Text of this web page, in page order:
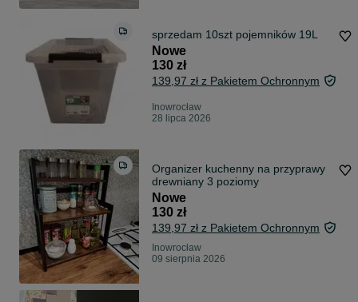
sprzedam 10szt pojemników 19L
Nowe
130 zł
139,97 zł z Pakietem Ochronnym
Inowrocław
28 lipca 2026
Organizer kuchenny na przyprawy
drewniany 3 poziomy
Nowe
130 zł
139,97 zł z Pakietem Ochronnym
Inowrocław
09 sierpnia 2026